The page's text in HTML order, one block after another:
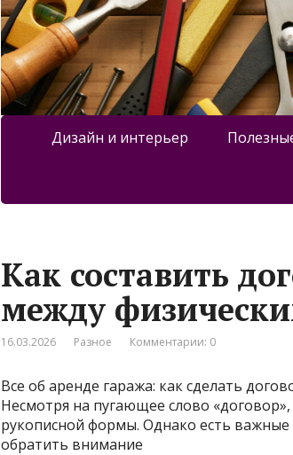
Дизайн и интерьер
Как составить
между
16.03.2026 Разное Комментарии: 0
Все об аренде гаража: как сделать
Несмотря на пугающее слово
рукописной формы. Однако есть
обратить внимание